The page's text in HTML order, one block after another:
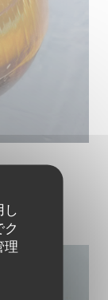
し
理